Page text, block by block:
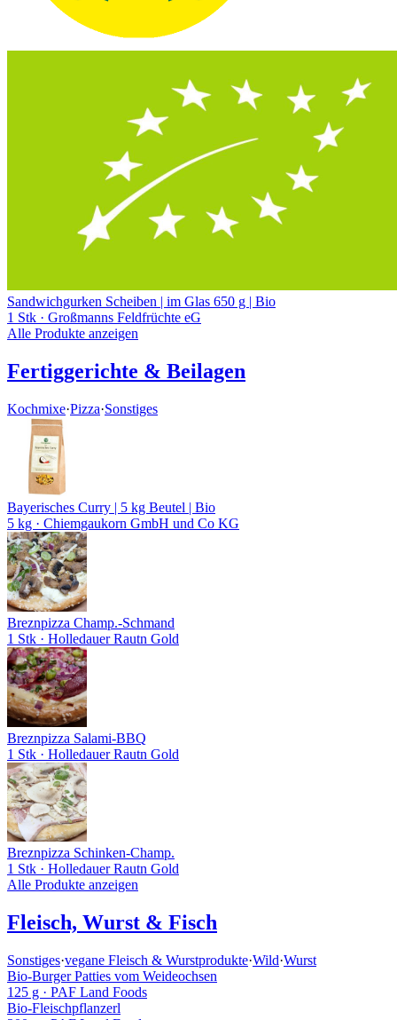
Sandwichgurken Scheiben | im Glas 650 g | Bio
1 Stk · Großmanns Feldfrüchte eG
Alle Produkte anzeigen
Fertiggerichte & Beilagen
Kochmixe·Pizza·Sonstiges
Bayerisches Curry | 5 kg Beutel | Bio
5 kg · Chiemgaukorn GmbH und Co KG
Breznpizza Champ.-Schmand
1 Stk · Holledauer Rautn Gold
Breznpizza Salami-BBQ
1 Stk · Holledauer Rautn Gold
Breznpizza Schinken-Champ.
1 Stk · Holledauer Rautn Gold
Alle Produkte anzeigen
Fleisch, Wurst & Fisch
Sonstiges·vegane Fleisch & Wurstprodukte·Wild·Wurst
Bio-Burger Patties vom Weideochsen
125 g · PAF Land Foods
Bio-Fleischpflanzerl